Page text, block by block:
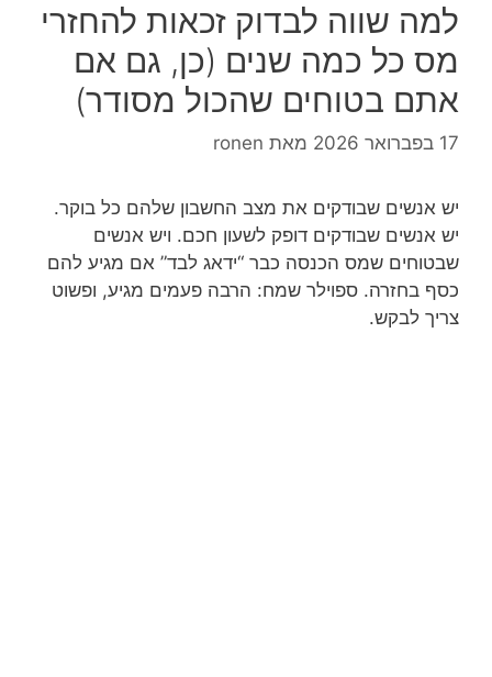
למה שווה לבדוק זכאות להחזרי
מס כל כמה שנים (כן, גם אם
אתם בטוחים שהכול מסודר)
17 בפברואר 2026 מאת ronen
יש אנשים שבודקים את מצב החשבון שלהם כל בוקר.
יש אנשים שבודקים דופק לשעון חכם. ויש אנשים
שבטוחים שמס הכנסה כבר “ידאג לבד” אם מגיע להם
כסף בחזרה. ספוילר שמח: הרבה פעמים מגיע, ופשוט
צריך לבקש.